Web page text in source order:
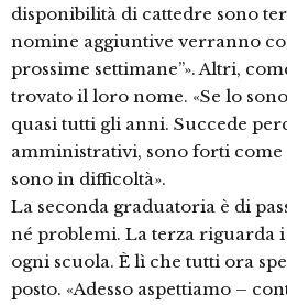
disponibilità di cattedre sono
nomine aggiuntive verranno
prossime settimane”». Altri,
trovato il loro nome. «Se lo
quasi tutti gli anni. Succede
amministrativi, sono forti
sono in difficoltà».
La seconda graduatoria è di
né problemi. La terza riguarda
ogni scuola. È lì che tutti ora
posto. «Adesso aspettiamo –